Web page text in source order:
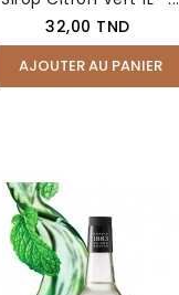
Prix
32,00 TND
AJOUTER AU PANIER